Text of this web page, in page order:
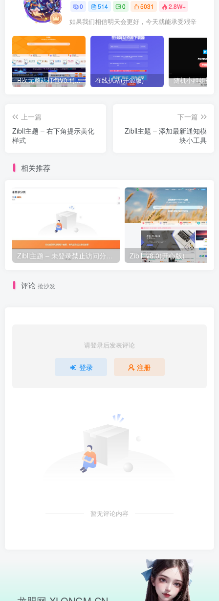
0 514 0 5031 2.8W+
如果我们相信明天会更好，今天就能承受艰辛
R次元整站打包V0.1(原创) 在线扒站(开源版)
上一篇
Zibll主题 – 右下角提示美化
样式
下一篇
Zibll主题 – 添加最新通知模
块小工具
相关推荐
Zibll主题 – 未登录禁止访问分类下的文章 Zibll_v8.0(开心版)
评论 抢沙发
请登录后发表评论
登录 注册
暂无评论内容